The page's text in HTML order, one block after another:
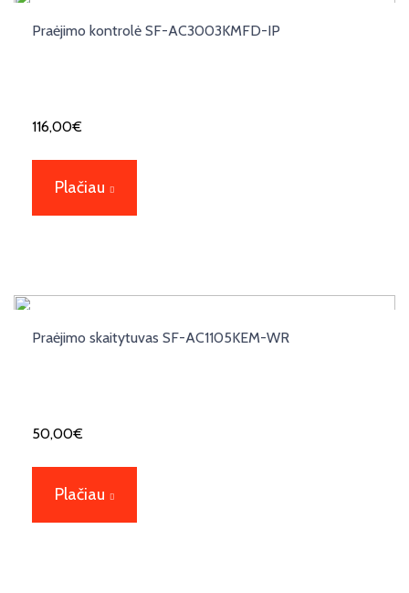
Praėjimo kontrolė SF-AC3003KMFD-IP
116,00€
Plačiau
Praėjimo skaitytuvas SF-AC1105KEM-WR
50,00€
Plačiau